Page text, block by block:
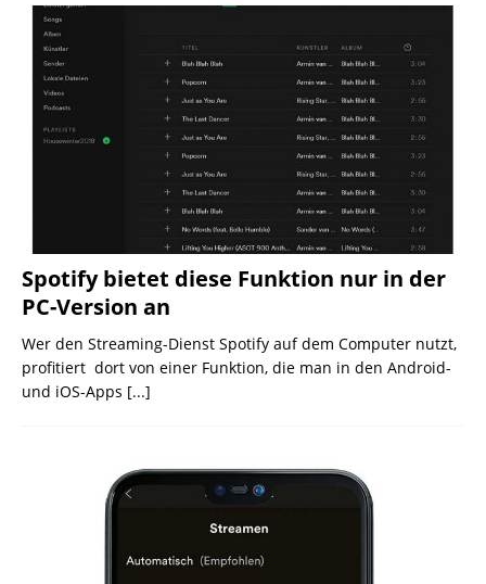
Spotify bietet diese Funktion nur in der
PC-Version an
Wer den Streaming-Dienst Spotify auf dem Computer nutzt,
profitiert dort von einer Funktion, die man in den Android-
und iOS-Apps [...]